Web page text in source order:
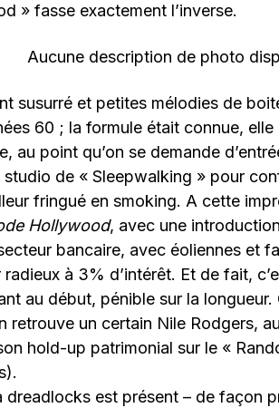
» fasse exactement l’inverse.
susurré et petites mélodies de
60 ; la formule était connue,
au point qu’on se demande
de « Sleepwalking » pour
fringué en smoking. A cette
Hollywood, avec une
bancaire, avec éoliennes et
à 3% d’intérêt. Et de fait,
au début, pénible sur la
retrouve un certain Nile Rodgers,
hold-up patrimonial sur le «
est présent – de façon